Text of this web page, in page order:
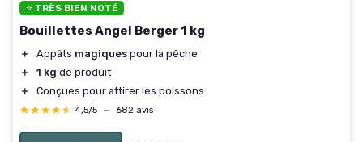
⭐ TRÈS BIEN NOTÉ
Bouillettes Angel Berger 1 kg
＋ Appâts magiques pour la pêche
＋
1 kg de produit
＋
Conçues pour attirer les poissons
★★★★★
★★★★★ 4,5/5 — 682 avis